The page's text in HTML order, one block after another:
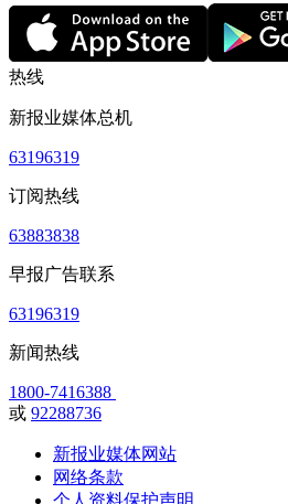
热线
新报业媒体总机
63196319
订阅热线
63883838
早报广告联系
63196319
新闻热线
1800-7416388
或 92288736
新报业媒体网站
网络条款